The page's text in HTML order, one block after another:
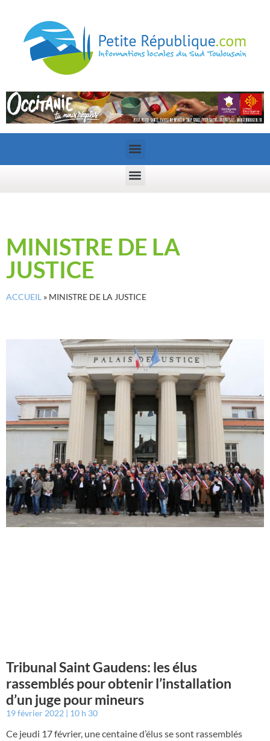
MINISTRE DE LA
JUSTICE
ACCUEIL » MINISTRE DE LA JUSTICE
Tribunal Saint Gaudens: les élus
rassemblés pour obtenir l’installation
d’un juge pour mineurs
19 février 2022 10 h 30
Ce jeudi 17 février, une centaine d’élus se sont rassemblés